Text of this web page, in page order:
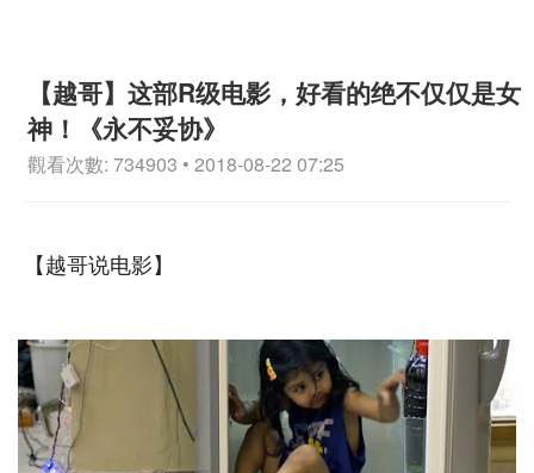
【越哥】这部R级电影，好看的绝不仅仅是女
神！《永不妥协》
觀看次數: 734903 • 2018-08-22 07:25
【越哥说电影】